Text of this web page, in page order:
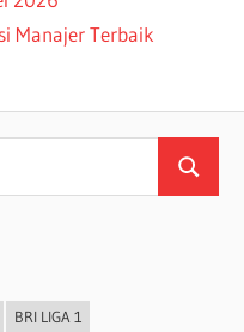
Manajer Terbaik
Search
BRI LIGA 1